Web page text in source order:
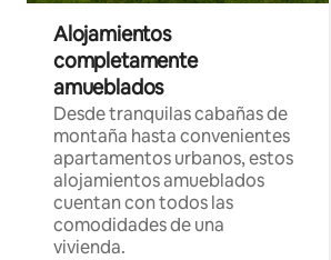
Alojamientos
completamente
amueblados
Desde tranquilas cabañas de
montaña hasta convenientes
apartamentos urbanos, estos
alojamientos amueblados
cuentan con todos las
comodidades de una
vivienda.